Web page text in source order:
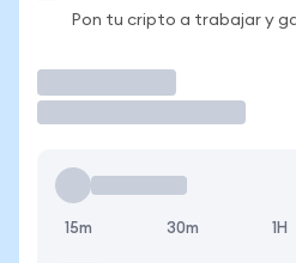
Pon tu cripto a trabajar y
15m 30m 1H